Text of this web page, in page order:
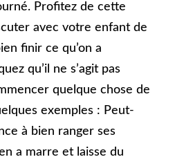
Profitez de cette
avec votre enfant de
finir ce qu’on a
qu’il ne s’agit pas
quelque chose de
exemples : Peut-
à bien ranger ses
a marre et laisse du